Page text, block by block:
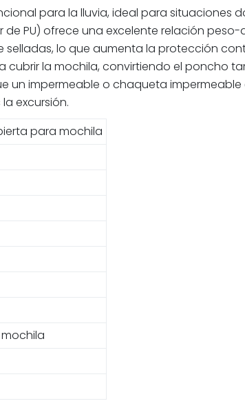
para la lluvia, ideal para situaciones
de PU) ofrece una excelente relación
lo que aumenta la protección
la mochila, convirtiendo el poncho
impermeable o chaqueta
excursión.
para mochila